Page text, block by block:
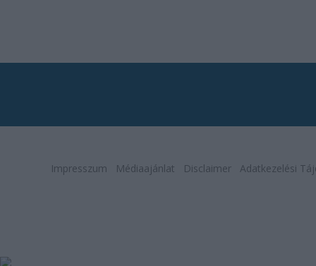
Impresszum Médiaajánlat Disclaimer Adatkezelési